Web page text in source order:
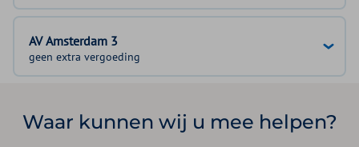
AV Amsterdam 3
geen extra vergoeding
Waar kunnen wij u mee helpen?